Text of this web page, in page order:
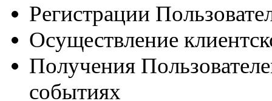
Регистрации
Осуществление
Получения
событиях